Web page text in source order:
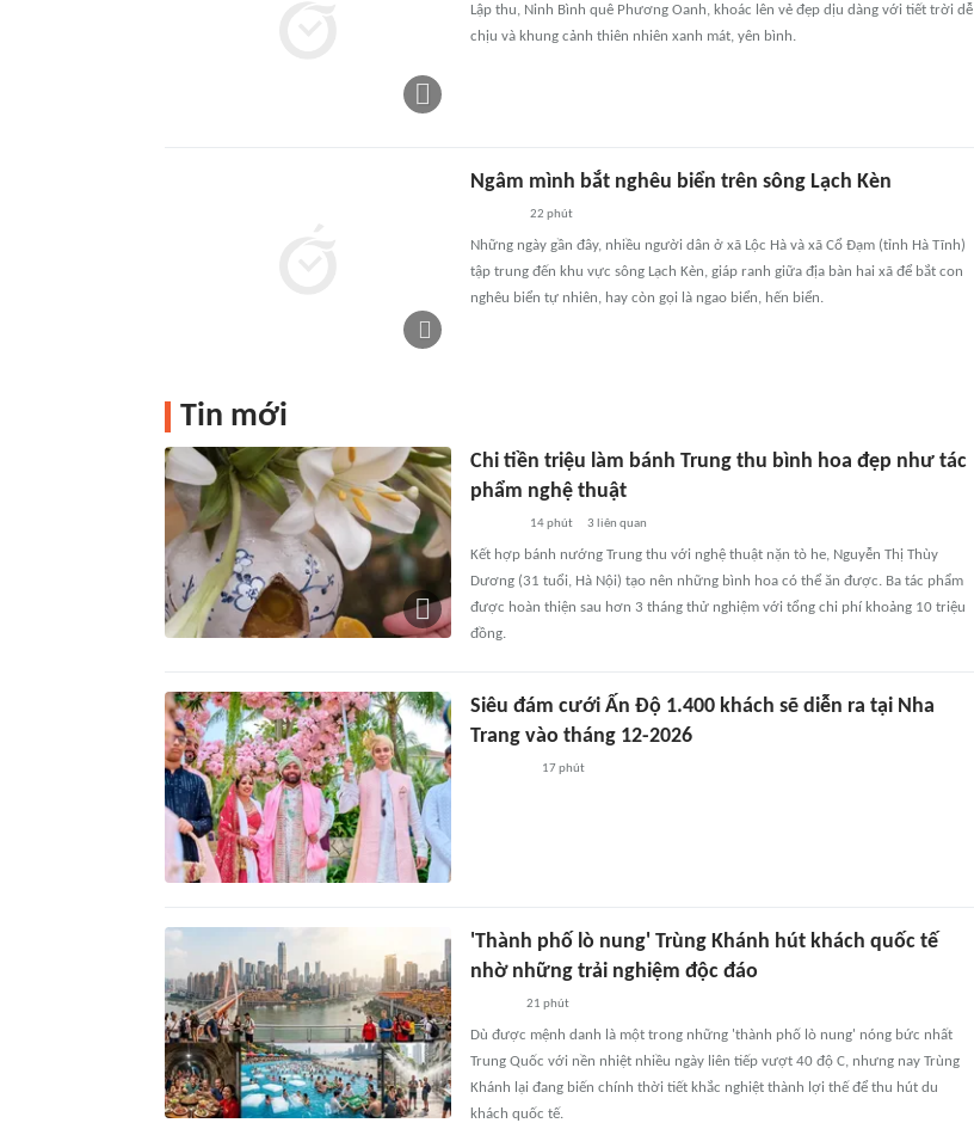
Lập thu, Ninh Bình quê Phương Oanh, khoác lên vẻ đẹp dịu dàng với tiết trời dễ
chịu và khung cảnh thiên nhiên xanh mát, yên bình.
Ngâm mình bắt nghêu biển trên sông Lạch Kèn
22 phút
Những ngày gần đây, nhiều người dân ở xã Lộc Hà và xã Cổ Đạm (tỉnh Hà Tĩnh)
tập trung đến khu vực sông Lạch Kèn, giáp ranh giữa địa bàn hai xã để bắt con
nghêu biển tự nhiên, hay còn gọi là ngao biển, hến biển.
Tin mới
Chi tiền triệu làm bánh Trung thu bình hoa đẹp như tác
phẩm nghệ thuật
14 phút 3 liên quan
Kết hợp bánh nướng Trung thu với nghệ thuật nặn tò he, Nguyễn Thị Thùy
Dương (31 tuổi, Hà Nội) tạo nên những bình hoa có thể ăn được. Ba tác phẩm
được hoàn thiện sau hơn 3 tháng thử nghiệm với tổng chi phí khoảng 10 triệu
đồng.
Siêu đám cưới Ấn Độ 1.400 khách sẽ diễn ra tại Nha
Trang vào tháng 12-2026
17 phút
'Thành phố lò nung' Trùng Khánh hút khách quốc tế
nhờ những trải nghiệm độc đáo
21 phút
Dù được mệnh danh là một trong những 'thành phố lò nung' nóng bức nhất
Trung Quốc với nền nhiệt nhiều ngày liên tiếp vượt 40 độ C, nhưng nay Trùng
Khánh lại đang biến chính thời tiết khắc nghiệt thành lợi thế để thu hút du
khách quốc tế.